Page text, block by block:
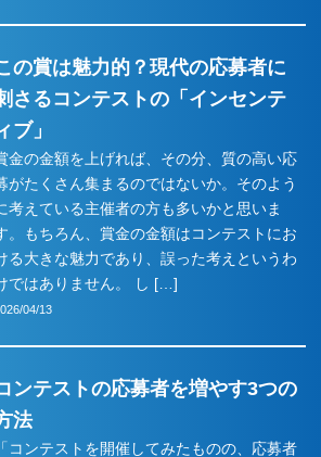
の賞は魅力的？現代の応募者に
さるコンテストの「インセンテ
ブ」
金の金額を上げれば、その分、質の高い応
がたくさん集まるのではないか。そのよう
考えている主催者の方も多いかと思いま
。もちろん、賞金の金額はコンテストにお
る大きな魅力であり、誤った考えというわ
ではありません。 し […]
04/13
ンテストの応募者を増やす3つの
法
「コンテストを開催してみたものの、応募者